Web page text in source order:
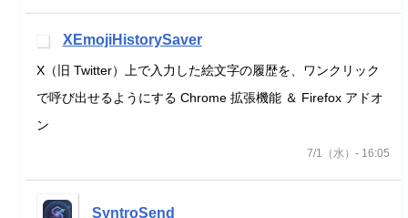
XEmojiHistorySaver
X（旧 Twitter）上で入力した絵文字の履歴を、ワンクリック
で呼び出せるようにする Chrome 拡張機能 ＆ Firefox アドオ
ン
7/1（水）- 16:05
SyntroSend